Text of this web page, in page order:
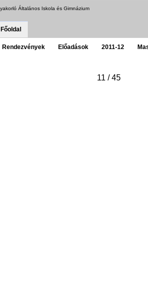
Általános Iskola és Gimnázium
Főoldal
Rendezvények Előadások 2011-12
11 / 45